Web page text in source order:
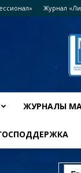
Журнал
ЖУРНАЛЫ